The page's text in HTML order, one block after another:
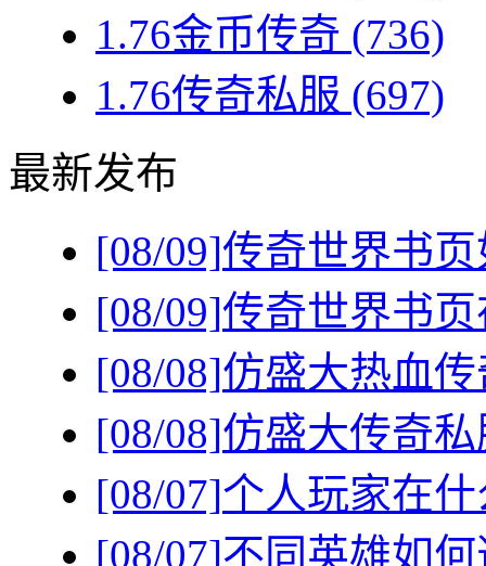
1.76金币传奇 (736)
1.76传奇私服 (697)
最新发布
[08/09]传奇世界书
[08/09]传奇世界书
[08/08]仿盛大热血
[08/08]仿盛大传奇
[08/07]个人玩家在
[08/07]不同英雄如